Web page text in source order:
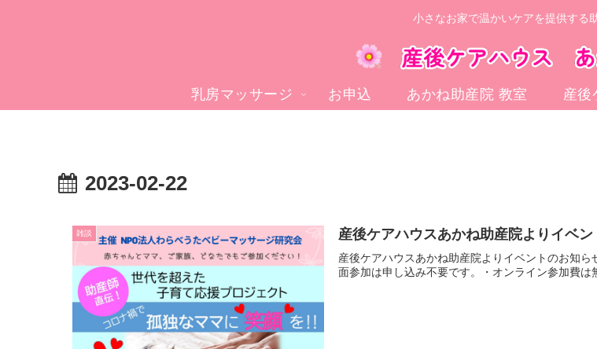
小さなお家で温かいケアを提供する
乳房マッサージ お申込 あかね助産院 教室 産後
2023-02-22
雑談 産後ケアハウスあかね助産院よりイベ
産後ケアハウスあかね助産院よりイベントのお知
面参加は申し込み不要です。・オンライン参加費